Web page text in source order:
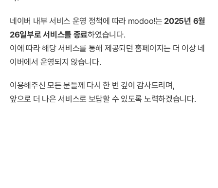
네이버 내부 서비스 운영 정책에 따라 modoo!는 2025년 6월
26일부로 서비스를 종료하였습니다.
이에 따라 해당 서비스를 통해 제공되던 홈페이지는 더 이상 네
이버에서 운영되지 않습니다.
이용해주신 모든 분들께 다시 한 번 깊이 감사드리며,
앞으로 더 나은 서비스로 보답할 수 있도록 노력하겠습니다.